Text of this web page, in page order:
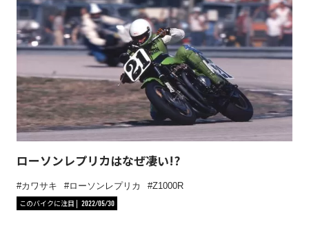
ローソンレプリカはなぜ凄い!?
カワサキ ローソンレプリカ
Z1000R
このバイクに注目
2022/05/30